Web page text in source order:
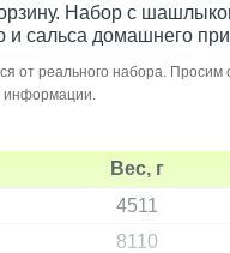
Набор с
сальса домашнего
от реального набора. Просим
информации.
Вес, г
4511
8110